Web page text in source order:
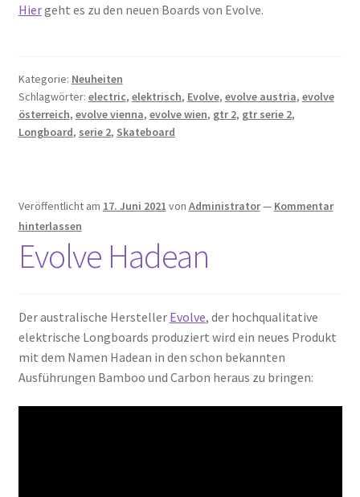
Hiergeht es zu den neuen Boards von Evolve.
Kategorie: Neuheiten
Schlagwörter: electric, elektrisch, Evolve, evolve austria, evolve
österreich, evolve vienna, evolve wien, gtr 2, gtr serie 2,
Longboard, serie 2, Skateboard
Veröffentlicht am 17. Juni 2021 von Administrator— Kommentar
hinterlassen
Evolve Hadean
Der australische Hersteller Evolve, der hochqualitative
elektrische Longboards produziert wird ein neues Produkt
mit dem Namen Hadean in den schon bekannten
Ausführungen Bamboo und Carbon heraus zu bringen: